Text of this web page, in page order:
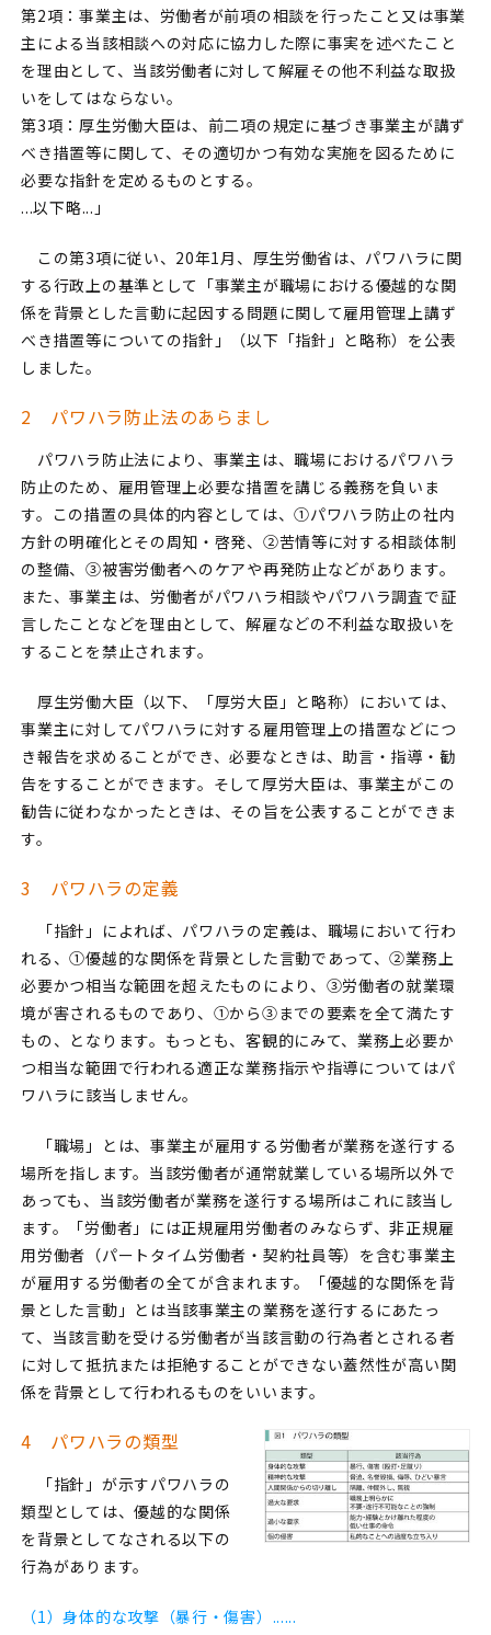
第2項：事業主は、労働者が前項の相談を行ったこと又は事業
主による当該相談への対応に協力した際に事実を述べたこと
を理由として、当該労働者に対して解雇その他不利益な取扱
いをしてはならない。
第3項：厚生労働大臣は、前二項の規定に基づき事業主が講ず
べき措置等に関して、その適切かつ有効な実施を図るために
必要な指針を定めるものとする。
...以下略...」
この第3項に従い、20年1月、厚生労働省は、パワハラに関
する行政上の基準として「事業主が職場における優越的な関
係を背景とした言動に起因する問題に関して雇用管理上講ず
べき措置等についての指針」（以下「指針」と略称）を公表
しました。
2 パワハラ防止法のあらまし
パワハラ防止法により、事業主は、職場におけるパワハラ
防止のため、雇用管理上必要な措置を講じる義務を負いま
す。この措置の具体的内容としては、①パワハラ防止の社内
方針の明確化とその周知・啓発、②苦情等に対する相談体制
の整備、③被害労働者へのケアや再発防止などがあります。
また、事業主は、労働者がパワハラ相談やパワハラ調査で証
言したことなどを理由として、解雇などの不利益な取扱いを
することを禁止されます。
厚生労働大臣（以下、「厚労大臣」と略称）においては、
事業主に対してパワハラに対する雇用管理上の措置などにつ
き報告を求めることができ、必要なときは、助言・指導・勧
告をすることができます。そして厚労大臣は、事業主がこの
勧告に従わなかったときは、その旨を公表することができま
す。
3 パワハラの定義
「指針」によれば、パワハラの定義は、職場において行わ
れる、①優越的な関係を背景とした言動であって、②業務上
必要かつ相当な範囲を超えたものにより、③労働者の就業環
境が害されるものであり、①から③までの要素を全て満たす
もの、となります。もっとも、客観的にみて、業務上必要か
つ相当な範囲で行われる適正な業務指示や指導についてはパ
ワハラに該当しません。
「職場」とは、事業主が雇用する労働者が業務を遂行する
場所を指します。当該労働者が通常就業している場所以外で
あっても、当該労働者が業務を遂行する場所はこれに該当し
ます。「労働者」には正規雇用労働者のみならず、非正規雇
用労働者（パートタイム労働者・契約社員等）を含む事業主
が雇用する労働者の全てが含まれます。「優越的な関係を背
景とした言動」とは当該事業主の業務を遂行するにあたっ
て、当該言動を受ける労働者が当該言動の行為者とされる者
に対して抵抗または拒絶することができない蓋然性が高い関
係を背景として行われるものをいいます。
4 パワハラの類型
「指針」が示すパワハラの
類型としては、優越的な関係
を背景としてなされる以下の
行為があります。
（1）身体的な攻撃（暴行・傷害）......